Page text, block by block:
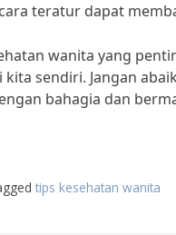
teratur dapat
wanita yang
sendiri. Jangan
bahagia dan
tips kesehatan wanita